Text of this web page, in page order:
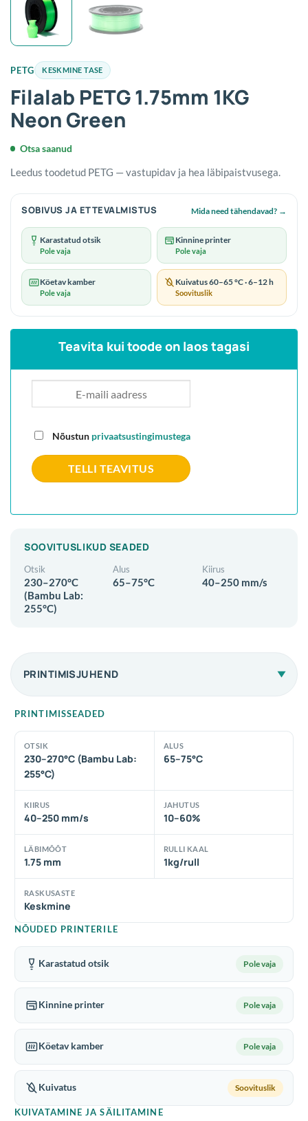
PETG KESKMINE TASE
Filalab PETG 1.75mm 1KG
Neon Green
Otsa saanud
Leedus toodetud PETG — vastupidav ja hea läbipaistvusega.
SOBIVUS JA ETTEVALMISTUS Mida need tähendavad? →
Karastatud otsik
Pole vaja
Kinnine printer
Pole vaja
Köetav kamber
Pole vaja
Kuivatus 60–65 °C · 6–12 h
Soovituslik
Teavita kui toode on laos tagasi
Nõustun privaatsustingimustega
SOOVITUSLIKUD SEADED
Otsik
230–270°C
(Bambu Lab:
255°C)
Alus
65–75°C
Kiirus
40–250 mm/s
PRINTIMISJUHEND
PRINTIMISSEADED
OTSIK
230–270°C (Bambu Lab:
255°C)
ALUS
65–75°C
KIIRUS
40–250 mm/s
JAHUTUS
10–60%
LÄBIMÕÕT
1.75 mm
RULLI KAAL
1kg/rull
RASKUSASTE
Keskmine
NÕUDED PRINTERILE
Karastatud otsik Pole vaja
Kinnine printer Pole vaja
Köetav kamber Pole vaja
Kuivatus Soovituslik
KUIVATAMINE JA SÄILITAMINE